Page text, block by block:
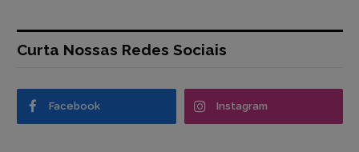
Curta Nossas Redes Sociais
Facebook Instagram